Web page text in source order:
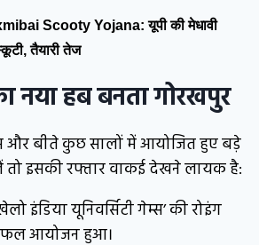
Scooty Yojana: यूपी की मेधावी
तैयारी तेज
नया हब बनता गोरखपुर
और बीते कुछ सालों में आयोजित हुए बड़े
तो इसकी रफ्तार वाकई देखने लायक है:
इंडिया यूनिवर्सिटी गेम्स’ की रोइंग
सफल आयोजन हुआ।